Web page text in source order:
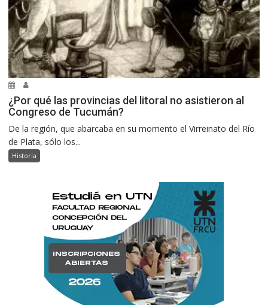
¿Por qué las provincias del litoral no asistieron al
Congreso de Tucumán?
De la región, que abarcaba en su momento el Virreinato del Río
de Plata, sólo los...
Historia